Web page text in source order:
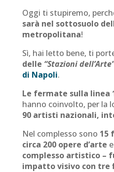
Oggi ti stupiremo,
sarà nel sottosuolo
metropolitana!
Sì, hai letto bene, ti
delle “Stazioni
di Napoli.
Le fermate sulla linea
hanno coinvolto, per la
90 artisti nazionali,
Nel complesso sono 15
circa 200 opere d’arte
complesso artistico –
impatto visivo con tre